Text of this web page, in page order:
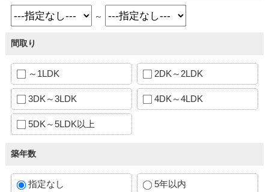
～
間取り
～1LDK 2DK～2LDK
3DK～3LDK 4DK～4LDK
5DK～5LDK以上
築年数
指定なし 5年以内